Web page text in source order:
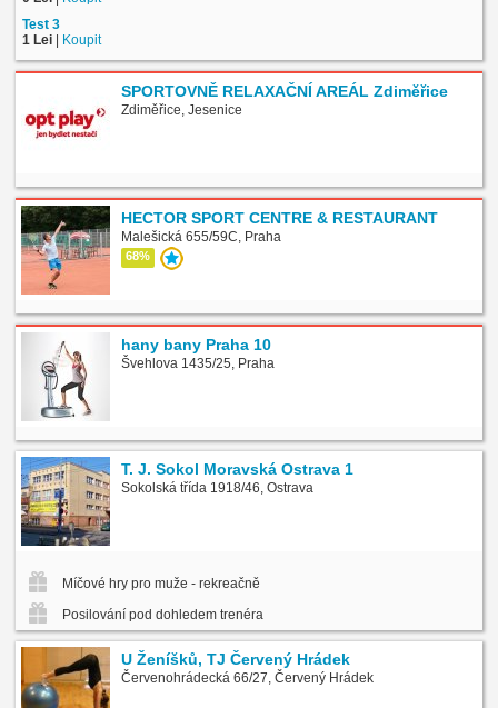
Test 3
1 Lei | Koupit
SPORTOVNĚ RELAXAČNÍ AREÁL Zdiměřice
Zdiměřice, Jesenice
HECTOR SPORT CENTRE & RESTAURANT
Malešická 655/59C, Praha
68%
hany bany Praha 10
Švehlova 1435/25, Praha
T. J. Sokol Moravská Ostrava 1
Sokolská třída 1918/46, Ostrava
Míčové hry pro muže - rekreačně
Posilování pod dohledem trenéra
U Ženíšků, TJ Červený Hrádek
Červenohrádecká 66/27, Červený Hrádek